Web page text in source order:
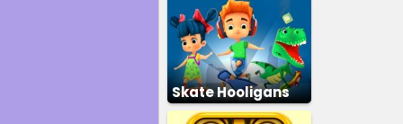
Skate Hooligans